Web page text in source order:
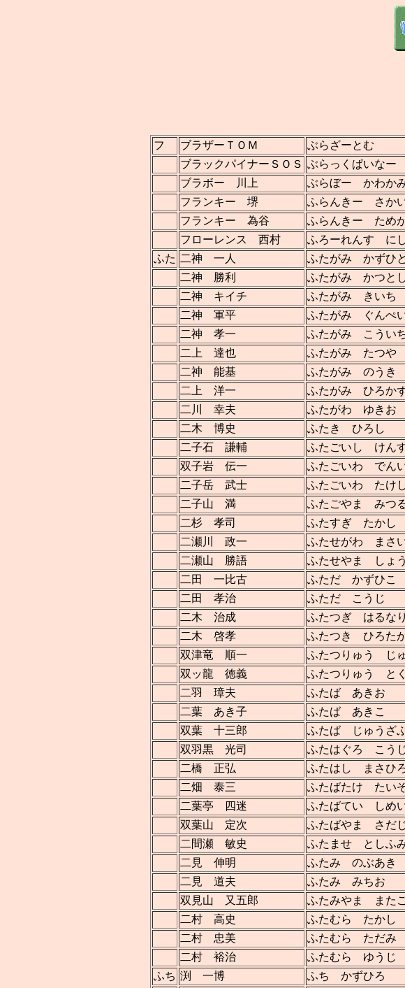
フ ブラザーＴＯＭ ぶらざーとむ
ブラックパイナーＳＯＳ ぶらっくぱいなー
ブラボー 川上
ぶらぼー かわか
フランキー 堺
ふらんきー さか
フランキー 為谷
ふらんきー ため
フローレンス 西村
ふろーれんす に
ふた 二神 一人 ふたがみ かずひと
二神 勝利
ふたがみ かつと
二神 キイチ
ふたがみ きいち
二神 軍平
ふたがみ ぐんぺ
二神 孝一
ふたがみ こうい
二上 達也
ふたがみ たつや
二神 能基
ふたがみ のうき
二上 洋一
ふたがみ ひろか
二川 幸夫
ふたがわ ゆきお
二木 博史
ふたき ひろし
二子石 謙輔
ふたごいし けん
双子岩 伝一
ふたごいわ でん
二子岳 武士
ふたごいわ たけ
二子山 満
ふたごやま みつ
二杉 孝司
ふたすぎ たかし
二瀬川 政一
ふたせがわ まさ
二瀬山 勝語
ふたせやま しょ
二田 一比古
ふただ かずひこ
二田 孝治
ふただ こうじ
二木 治成
ふたつぎ はるなり
二木 啓孝
ふたつき ひろた
双津竜 順一
ふたつりゅう じ
双ッ龍 徳義
ふたつりゅう と
二羽 璋夫
ふたば あきお
二葉 あき子
ふたば あきこ
双葉 十三郎
ふたば じゅうざ
双羽黒 光司
ふたはぐろ こう
二橋 正弘
ふたはし まさひ
二畑 泰三
ふたばたけ たい
二葉亭 四迷
ふたばてい しめ
双葉山 定次
ふたばやま さだ
二間瀬 敏史
ふたませ としふ
二見 伸明
ふたみ のぶあき
二見 道夫
ふたみ みちお
双見山 又五郎
ふたみやま また
二村 高史
ふたむら たかし
二村 忠美
ふたむら ただみ
二村 裕治
ふたむら ゆうじ
ふち 渕 一博 ふち かずひろ